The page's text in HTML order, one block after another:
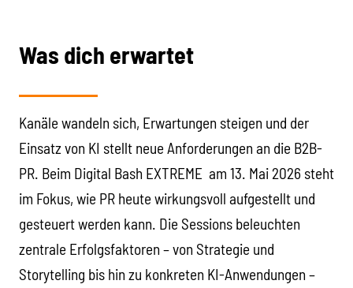
Was dich erwartet
Kanäle wandeln sich, Erwartungen steigen und der
Einsatz von KI stellt neue Anforderungen an die B2B-
PR. Beim Digital Bash EXTREME am 13. Mai 2026 steht
im Fokus, wie PR heute wirkungsvoll aufgestellt und
gesteuert werden kann. Die Sessions beleuchten
zentrale Erfolgsfaktoren – von Strategie und
Storytelling bis hin zu konkreten KI-Anwendungen –